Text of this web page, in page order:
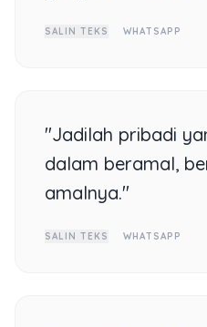
SALIN TEKS WHATSAPP
"Jadilah pribadi
dalam beramal,
amalnya."
SALIN TEKS WHATSAPP